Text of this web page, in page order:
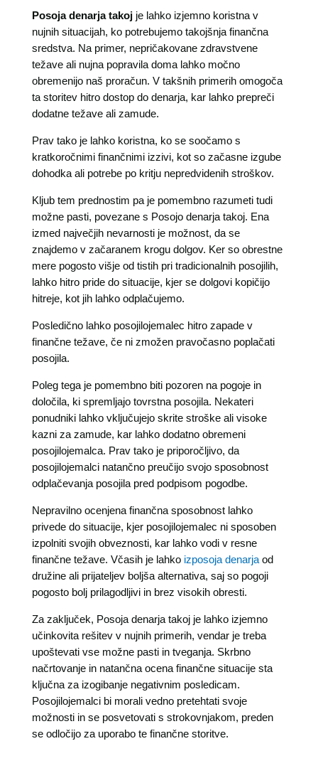
Posoja denarja takojje lahko izjemno koristna v
nujnih situacijah, ko potrebujemo takojšnja finančna
sredstva. Na primer, nepričakovane zdravstvene
težave ali nujna popravila doma lahko močno
obremenijo naš proračun. V takšnih primerih omogoča
ta storitev hitro dostop do denarja, kar lahko prepreči
dodatne težave ali zamude.
Prav tako je lahko koristna, ko se soočamo s
kratkoročnimi finančnimi izzivi, kot so začasne izgube
dohodka ali potrebe po kritju nepredvidenih stroškov.
Kljub tem prednostim pa je pomembno razumeti tudi
možne pasti, povezane s Posojo denarja takoj. Ena
izmed največjih nevarnosti je možnost, da se
znajdemo v začaranem krogu dolgov. Ker so obrestne
mere pogosto višje od tistih pri tradicionalnih posojilih,
lahko hitro pride do situacije, kjer se dolgovi kopičijo
hitreje, kot jih lahko odplačujemo.
Posledično lahko posojilojemalec hitro zapade v
finančne težave, če ni zmožen pravočasno poplačati
posojila.
Poleg tega je pomembno biti pozoren na pogoje in
določila, ki spremljajo tovrstna posojila. Nekateri
ponudniki lahko vključujejo skrite stroške ali visoke
kazni za zamude, kar lahko dodatno obremeni
posojilojemalca. Prav tako je priporočljivo, da
posojilojemalci natančno preučijo svojo sposobnost
odplačevanja posojila pred podpisom pogodbe.
Nepravilno ocenjena finančna sposobnost lahko
privede do situacije, kjer posojilojemalec ni sposoben
izpolniti svojih obveznosti, kar lahko vodi v resne
finančne težave. Včasih je lahko izposoja denarjaod
družine ali prijateljev boljša alternativa, saj so pogoji
pogosto bolj prilagodljivi in brez visokih obresti.
Za zaključek, Posoja denarja takoj je lahko izjemno
učinkovita rešitev v nujnih primerih, vendar je treba
upoštevati vse možne pasti in tveganja. Skrbno
načrtovanje in natančna ocena finančne situacije sta
ključna za izogibanje negativnim posledicam.
Posojilojemalci bi morali vedno pretehtati svoje
možnosti in se posvetovati s strokovnjakom, preden
se odločijo za uporabo te finančne storitve.